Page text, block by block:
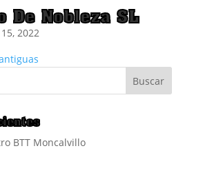
De Nobleza SL
2022
BTT Moncalvillo